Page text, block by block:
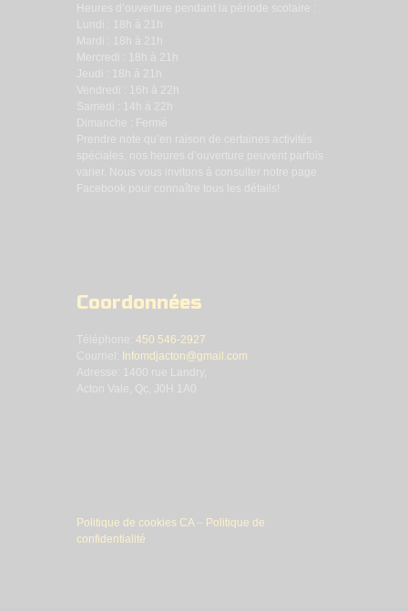
Heures d’ouverture pendant la période scolaire :
Lundi : 18h à 21h
Mardi : 18h à 21h
Mercredi : 18h à 21h
Jeudi : 18h à 21h
Vendredi : 16h à 22h
Samedi : 14h à 22h
Dimanche : Fermé
Prendre note qu’en raison de certaines activités
spéciales, nos heures d’ouverture peuvent parfois
varier. Nous vous invitons à consulter notre page
Facebook pour connaître tous les détails!
Coordonnées
Téléphone: 450 546-2927
Courriel:
Infomdjacton@gmail.com
Adresse: 1400 rue Landry,
Acton Vale, Qc, J0H 1A0
Politique de cookies CA
Politique de
confidentialité